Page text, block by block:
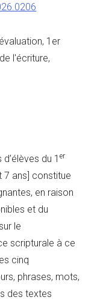
1er
l'écriture,
du 1er
7 ans] constitue
en raison
et du
le
scripturale à ce
cinq
phrases, mots,
des textes